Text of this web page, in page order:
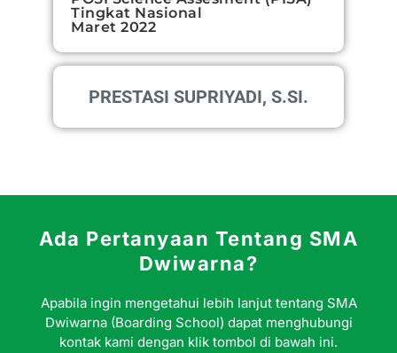
Tingkat Nasional
Maret 2022
PRESTASI SUPRIYADI, S.SI.
Ada Pertanyaan Tentang SMA
Dwiwarna?
Apabila ingin mengetahui lebih lanjut tentang SMA
Dwiwarna (Boarding School) dapat menghubungi
kontak kami dengan klik tombol di bawah ini.